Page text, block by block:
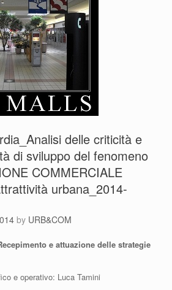
delle criticità e
di sviluppo del fenomeno
COMMERCIALE
urbana_2014-
by URB&COM
e attuazione delle strategie
e operativo: Luca Tamini